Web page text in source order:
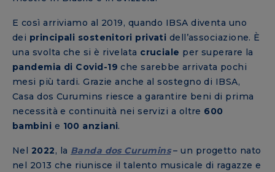
E così arriviamo al 2019, quando IBSA diventa uno
dei principali sostenitori privati dell’associazione. È
una svolta che si è rivelata cruciale per superare la
pandemia di Covid-19che sarebbe arrivata pochi
mesi più tardi. Grazie anche al sostegno di IBSA,
Casa dos Curumins riesce a garantire beni di prima
necessità e continuità nei servizi a oltre 600
bambini e 100 anziani.
Nel 2022, la Banda dos Curumins– un progetto nato
nel 2013 che riunisce il talento musicale di ragazze e